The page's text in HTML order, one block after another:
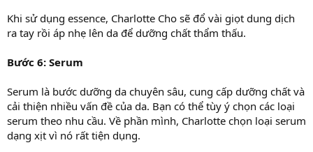
Khi sử dụng essence, Charlotte Cho sẽ đổ vài giọt dung dịch
ra tay rồi áp nhẹ lên da để dưỡng chất thẩm thấu.
Bước 6: Serum
Serum là bước dưỡng da chuyên sâu, cung cấp dưỡng chất và
cải thiện nhiều vấn đề của da. Bạn có thể tùy ý chọn các loại
serum theo nhu cầu. Về phần mình, Charlotte chọn loại serum
dạng xịt vì nó rất tiện dụng.